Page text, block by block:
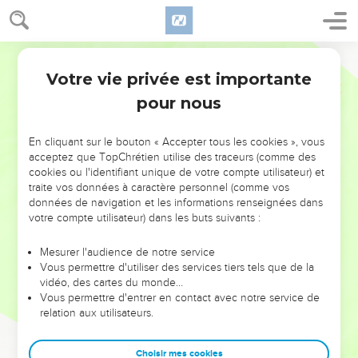
NE MANQUEZ PAS L’ÉVÉNEMENT
DE L’ANNÉE !
ET SI LEURS ERREURS POUVAIENT VOUS ÉVITER LES
VOTRES ?
leur foi ou leur vision. Mais on voit moins les doutes, les erreurs
et les saisons difficiles qu'ils ont traversés, alors même que ce
sont elles qui les ont façonnés.
Dans cette conférence, leaders, entrepreneurs, et responsables
clés pour avancer avec plus de sagesse afin que leurs erreurs
Votre vie privée est importante
pour nous
En cliquant sur le bouton « Accepter tous les cookies », vous
acceptez que TopChrétien utilise des traceurs (comme des
cookies ou l'identifiant unique de votre compte utilisateur) et
traite vos données à caractère personnel (comme vos
données de navigation et les informations renseignées dans
votre compte utilisateur) dans les buts suivants :
Mesurer l'audience de notre service
Vous permettre d'utiliser des services tiers tels que de la
vidéo, des cartes du monde…
Vous permettre d'entrer en contact avec notre service de
relation aux utilisateurs.
Choisir mes cookies